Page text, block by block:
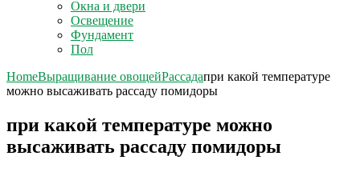
Окна и двери
Освещение
Фундамент
Пол
HomeВыращивание овощейРассадапри какой температуре
можно высаживать рассаду помидоры
при какой температуре можно
высаживать рассаду помидоры